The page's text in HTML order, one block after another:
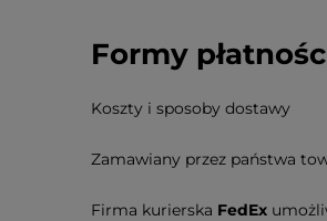
Formy
Koszty i sposoby dostawy
Zamawiany przez państwa
Firma kurierska FedEx